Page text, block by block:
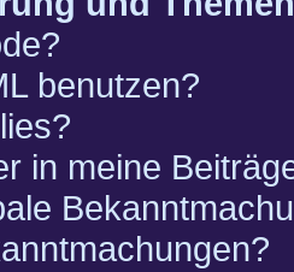
benutzen?
in meine